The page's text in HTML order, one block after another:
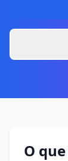
O